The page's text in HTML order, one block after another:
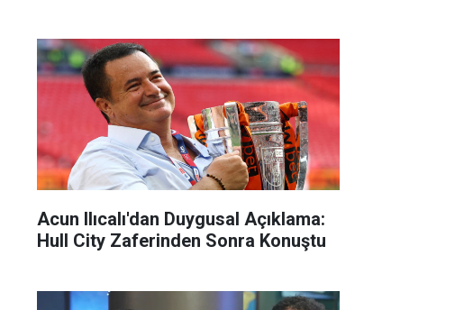
Acun Ilıcalı'dan Duygusal Açıklama:
Hull City Zaferinden Sonra Konuştu